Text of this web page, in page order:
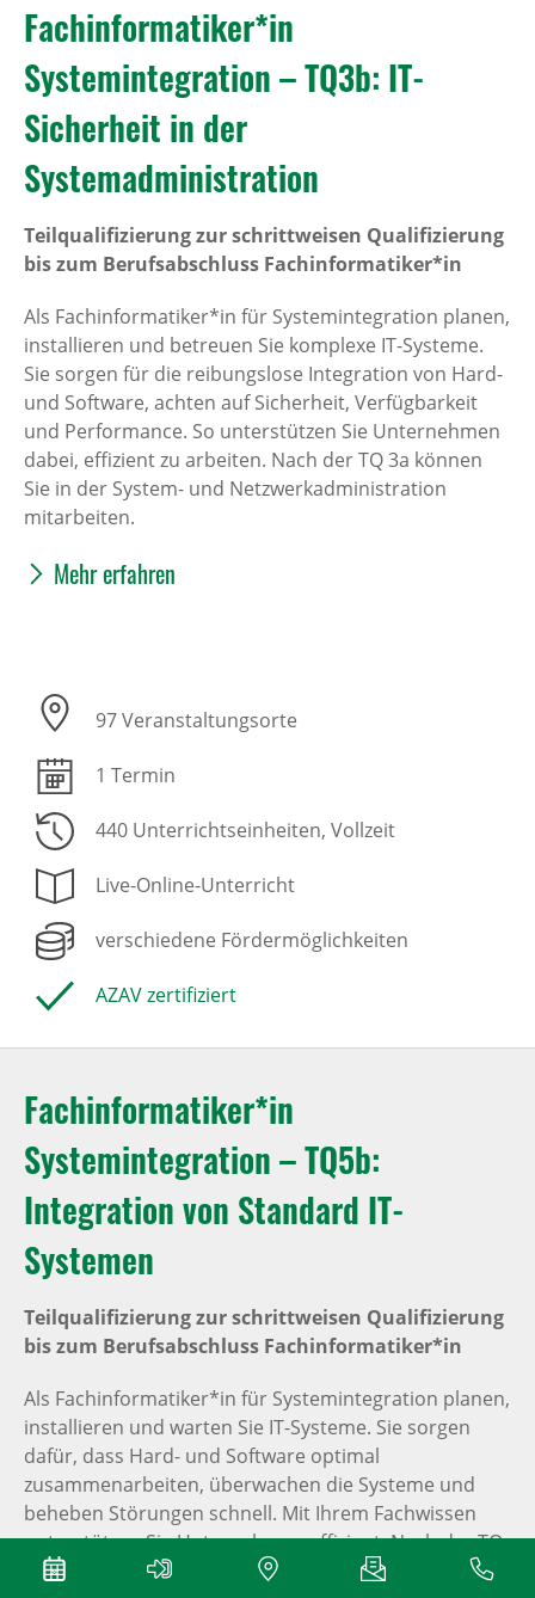
Fachinformatiker*in
Systemintegration – TQ3b: IT-
Sicherheit in der
Systemadministration
Teilqualifizierung zur schrittweisen Qualifizierung
bis zum Berufsabschluss Fachinformatiker*in
Als Fachinformatiker*in für Systemintegration planen,
installieren und betreuen Sie komplexe IT-Systeme.
Sie sorgen für die reibungslose Integration von Hard-
und Software, achten auf Sicherheit, Verfügbarkeit
und Performance. So unterstützen Sie Unternehmen
dabei, effizient zu arbeiten. Nach der TQ 3a können
Sie in der System- und Netzwerkadministration
mitarbeiten.
Mehr erfahren
97 Veranstaltungsorte
1 Termin
440 Unterrichtseinheiten, Vollzeit
Live-Online-Unterricht
verschiedene Fördermöglichkeiten
AZAV zertifiziert
Fachinformatiker*in
Systemintegration – TQ5b:
Integration von Standard IT-
Systemen
Teilqualifizierung zur schrittweisen Qualifizierung
bis zum Berufsabschluss Fachinformatiker*in
Als Fachinformatiker*in für Systemintegration planen,
installieren und warten Sie IT-Systeme. Sie sorgen
dafür, dass Hard- und Software optimal
zusammenarbeiten, überwachen die Systeme und
beheben Störungen schnell. Mit Ihrem Fachwissen
unterstützen Sie Unternehmen effizient. Nach der TQ
5a führen Sie eigenständig Aufgaben in der System-